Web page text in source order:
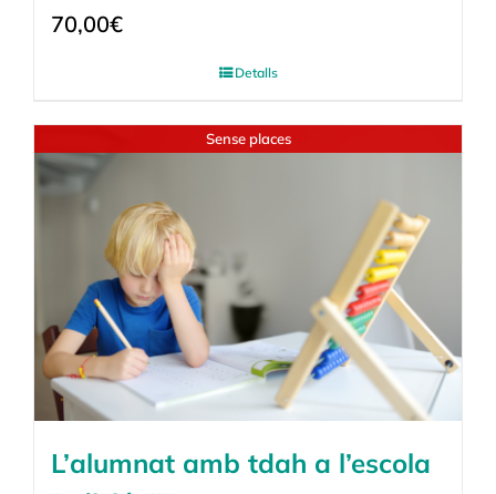
70,00€
Detalls
Sense places
L’alumnat amb tdah a l’escola